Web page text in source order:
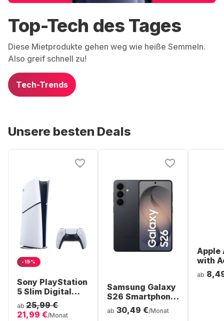
Top-Tech des Tages
Diese Mietprodukte gehen weg wie heiße Semmeln.
Also greif schnell zu!
Tech-Trends
Unsere besten Deals
-15%
Sony PlayStation
5 Slim Digital
Console
ab 25,99 €
21,99 €/Monat
Samsung Galaxy
S26 Smartphone
- 256GB - Dual
SIM
ab 30,49 €/Monat
Apple
with
Noise
ab